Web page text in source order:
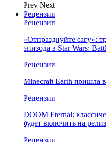
Prev Next
Рецензии
Рецензии
«Отпразднуйте сагу»:
эпизода в Star Wars:
Рецензии
Minecraft Earth пришла
Рецензии
DOOM Eternal:
будет включить на
Рецензии